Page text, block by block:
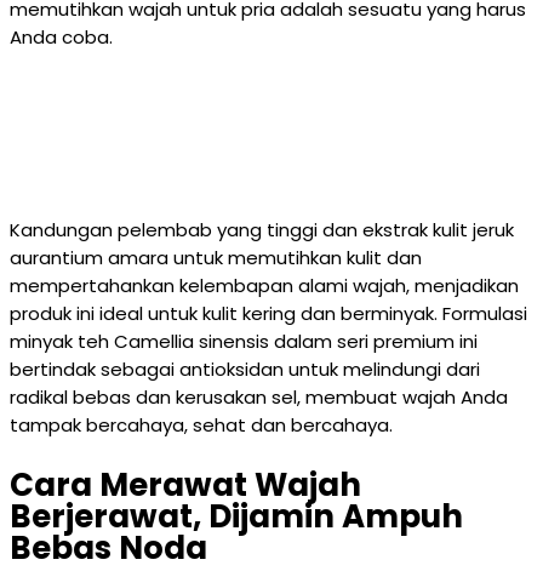
memutihkan wajah untuk pria adalah sesuatu yang harus
Anda coba.
Kandungan pelembab yang tinggi dan ekstrak kulit jeruk
aurantium amara untuk memutihkan kulit dan
mempertahankan kelembapan alami wajah, menjadikan
produk ini ideal untuk kulit kering dan berminyak. Formulasi
minyak teh Camellia sinensis dalam seri premium ini
bertindak sebagai antioksidan untuk melindungi dari
radikal bebas dan kerusakan sel, membuat wajah Anda
tampak bercahaya, sehat dan bercahaya.
Cara Merawat Wajah
Berjerawat, Dijamin Ampuh
Bebas Noda